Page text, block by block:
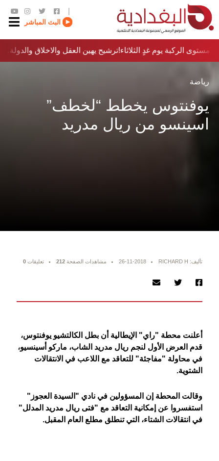
البث المباشر
ترشيح يهين العقل والاخلاق والدولة…؟!مستوى الركبة يوم غدٍ الثلاثاء
رياضة
يوفنتوس يخطط “لخطف”
اسينسو من ريال مدريد
تأليف: RICHARD H 26-11-2018 مشاهدات الصفحة 212 تعليقات 0
أعلنت محطة "راي" الإيطالية أن بطل الكالتشيو يوفنتوس،
قدم العرض الأول لنجم ريال مدريد الشاب، ماركو أسينسيو،
في محاولة "مفاجئة" للتعاقد مع اللاعب في الانتقالات
الشتوية.
وقالت المحطة إن المسؤولين في نادي "السيدة العجوز"
استفسروا عن إمكانية التعاقد مع "فتى ريال مدريد المدلل"
في انتقالات الشتاء، التي تنطلق مطلع العام المقبل.